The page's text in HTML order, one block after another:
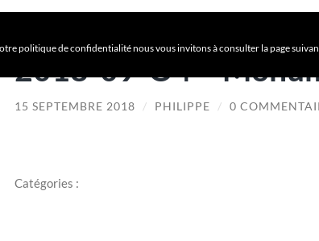
2018-09-O4 –
15 SEPTEMBRE 2018 / PHILIPPE / 0
Catégories :
politique de confidentialité nous vous invitons à consulter la page